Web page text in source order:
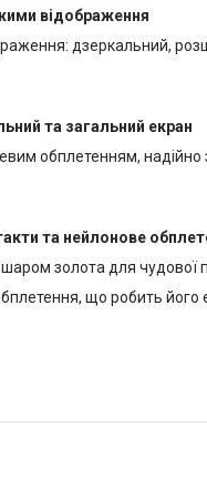
відображення
дзеркальний,
та загальний екран
обплетенням,
та нейлонове
золота для чудової
що робить його